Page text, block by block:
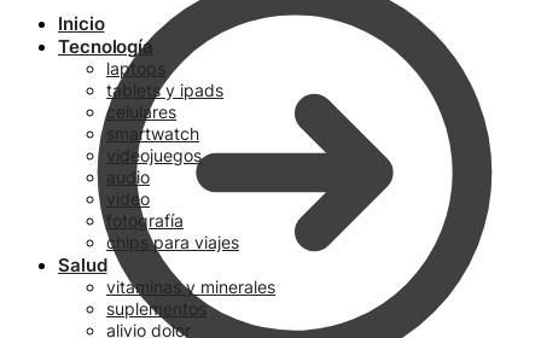
Inicio
Tecnología
laptops
tablets y ipads
celulares
smartwatch
videojuegos
audio
video
fotografía
chips para viajes
Salud
vitaminas y minerales
suplementos
alivio dolor